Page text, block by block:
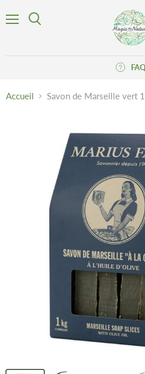
FAQ
Accueil Savon de Marseille vert